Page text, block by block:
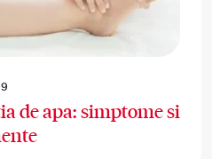
de apa: simptome si